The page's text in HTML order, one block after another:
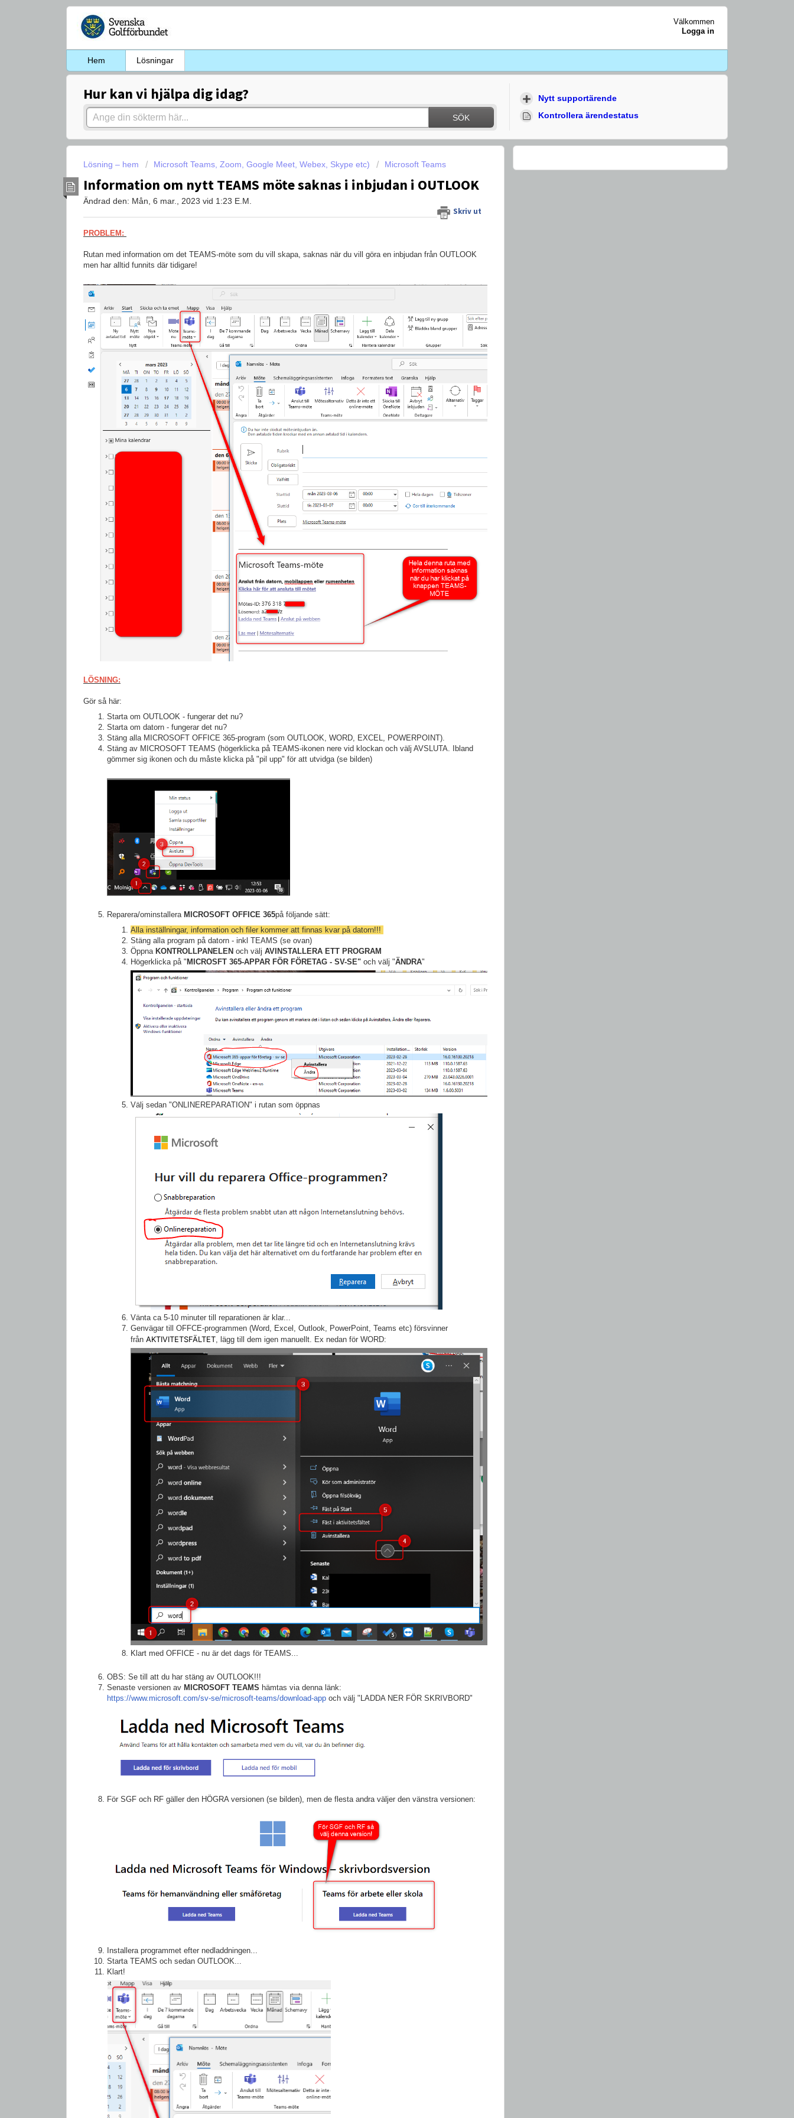
Välkommen
Logga in
Hem Lösningar
Hur kan vi hjälpa dig idag?
SÖK
Nytt supportärende
Kontrollera ärendestatus
Lösning – hem Microsoft Teams, Zoom, Google Meet, Webex, Skype etc) Microsoft Teams
Information om nytt TEAMS möte saknas i inbjudan i OUTLOOK
Skriv ut
Ändrad den: Mån, 6 mar., 2023 vid 1:23 E.M.
PROBLEM:
Rutan med information om det TEAMS-möte som du vill skapa, saknas när du vill göra en inbjudan från OUTLOOK
men har alltid funnits där tidigare!
LÖSNING:
Gör så här:
Starta om OUTLOOK - fungerar det nu?
Starta om datorn - fungerar det nu?
Stäng alla MICROSOFT OFFICE 365-program (som OUTLOOK, WORD, EXCEL, POWERPOINT).
Stäng av MICROSOFT TEAMS (högerklicka på TEAMS-ikonen nere vid klockan och välj AVSLUTA. Ibland
gömmer sig ikonen och du måste klicka på "pil upp" för att utvidga (se bilden)
Reparera/ominstallera MICROSOFT OFFICE 365på följande sätt:
Alla inställningar, information och filer kommer att finnas kvar på datorn!!!
Stäng alla program på datorn - inkl TEAMS (se ovan)
Öppna KONTROLLPANELEN och välj AVINSTALLERA ETT PROGRAM
Högerklicka på " MICROSFT 365-APPAR FÖR FÖRETAG - SV-SE" och välj "ÄNDRA"
Välj sedan "ONLINEREPARATION" i rutan som öppnas
Vänta ca 5-10 minuter till reparationen är klar...
Genvägar till OFFCE-programmen (Word, Excel, Outlook, PowerPoint, Teams etc) försvinner
från AKTIVITETSFÄLTET, lägg till dem igen manuellt. Ex nedan för WORD:
Klart med OFFICE - nu är det dags för TEAMS...
OBS: Se till att du har stäng av OUTLOOK!!!
Senaste versionen av MICROSOFT TEAMS hämtas via denna länk:
https://www.microsoft.com/sv-se/microsoft-teams/download-app och välj "LADDA NER FÖR SKRIVBORD"
För SGF och RF gäller den HÖGRA versionen (se bilden), men de flesta andra väljer den vänstra versionen:
Installera programmet efter nedladdningen...
Starta TEAMS och sedan OUTLOOK...
Klart!